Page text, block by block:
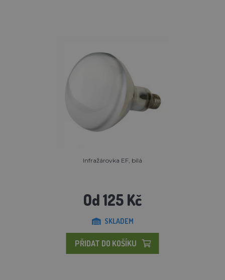
Infražárovka EF, bílá
Od 125 Kč
SKLADEM
PŘIDAT DO KOŠÍKU